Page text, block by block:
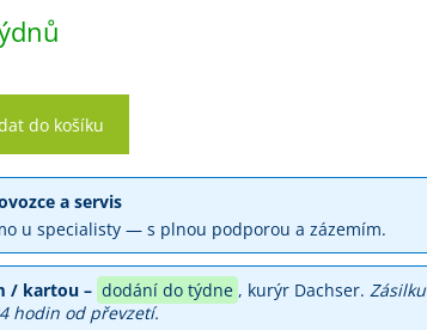
do košíku
a servis
u specialisty — s plnou podporou a zázemím.
/ kartou – dodání do týdne , kurýr Dachser.Zásilku
hodin od převzetí.